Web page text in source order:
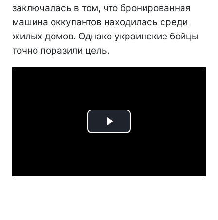
заключалась в том, что бронированная
машина оккупантов находилась среди
жилых домов. Однако украинские бойцы
точно поразили цель.
Play